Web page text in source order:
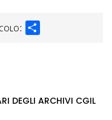
DEGLI ARCHIVI CGIL